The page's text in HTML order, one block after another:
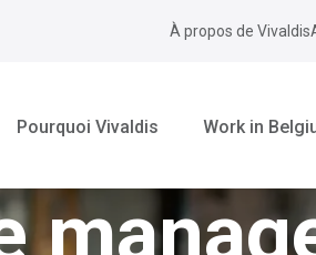
À propos de Vivaldis
Pourquoi Vivaldis Work in